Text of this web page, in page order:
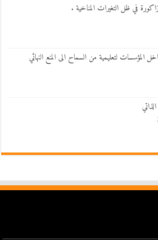
في ظل التغيرات المناخية .
المؤسسات لتعليمية من السماح الى المنع النهائي